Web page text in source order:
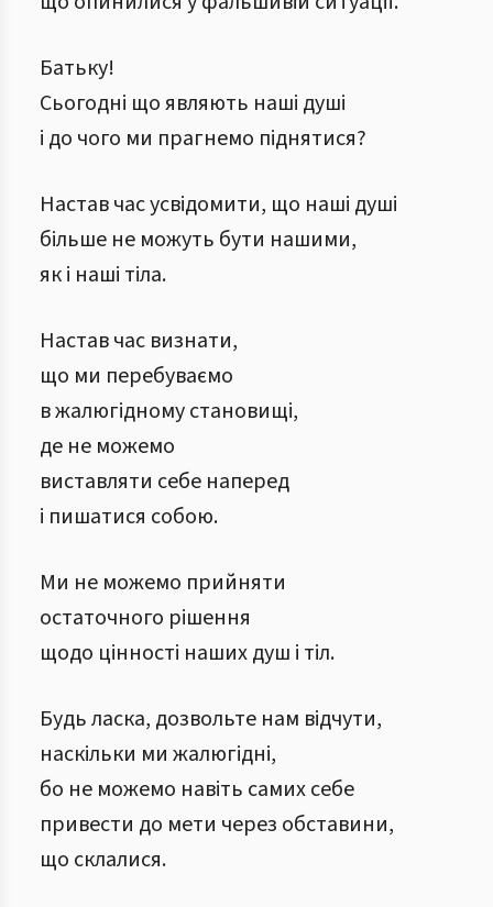
Батьку!
Сьогодні що являють наші душі
і до чого ми прагнемо піднятися?
Настав час усвідомити, що наші душі
більше не можуть бути нашими,
як і наші тіла.
Настав час визнати,
що ми перебуваємо
в жалюгідному становищі,
де не можемо
виставляти себе наперед
і пишатися собою.
Ми не можемо прийняти
остаточного рішення
щодо цінності наших душ і тіл.
Будь ласка, дозвольте нам відчути,
наскільки ми жалюгідні,
бо не можемо навіть самих себе
привести до мети через обставини,
що склалися.